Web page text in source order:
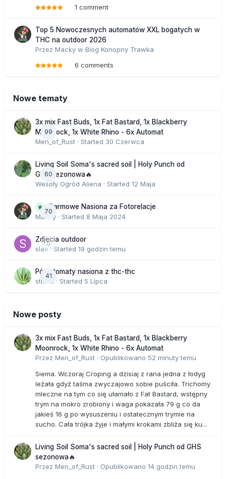
1 comment
Top 5 Nowoczesnych automatów XXL bogatych w
THC na outdoor 2026
Przez Macky w Blog Konopny Trawka
6 comments
Nowe tematy
99
3x mix Fast Buds, 1x Fat Bastard, 1x Blackberry
Moonrock, 1x White Rhino - 6x Automat
Men_of_Rust · Started 30 Czerwca
60
Living Soil Soma's sacred soil | Holy Punch od
GHS sezonowa🔥
Wesoły Ogród Aliena · Started 12 Maja
70
Darmowe Nasiona za Fotorelacje
Macky · Started 8 Maja 2024
0
Zdjecia outdoor
slav · Started 19 godzin temu
41
Półautomaty nasiona z thc-thc
stix33 · Started 5 Lipca
Nowe posty
3x mix Fast Buds, 1x Fat Bastard, 1x Blackberry
Moonrock, 1x White Rhino - 6x Automat
Przez Men_of_Rust · Opublikowano 52 minuty temu
Siema. Wczoraj Croping a dzisiaj z rana jedna z łodyg
leżała gdyż taśma zwyczajowo sobie puściła. Trichomy
mleczne na tym co się ułamało z Fat Bastard, wstępny
trym na mokro zrobiony i waga pokazała 79 g co da
jakieś 16 g po wysuszeniu i ostatecznym trymie na
sucho. Cała trójka żyje i małymi krokami zbliża się ku...
Living Soil Soma's sacred soil | Holy Punch od GHS
sezonowa🔥
Przez Men_of_Rust · Opublikowano 14 godzin temu